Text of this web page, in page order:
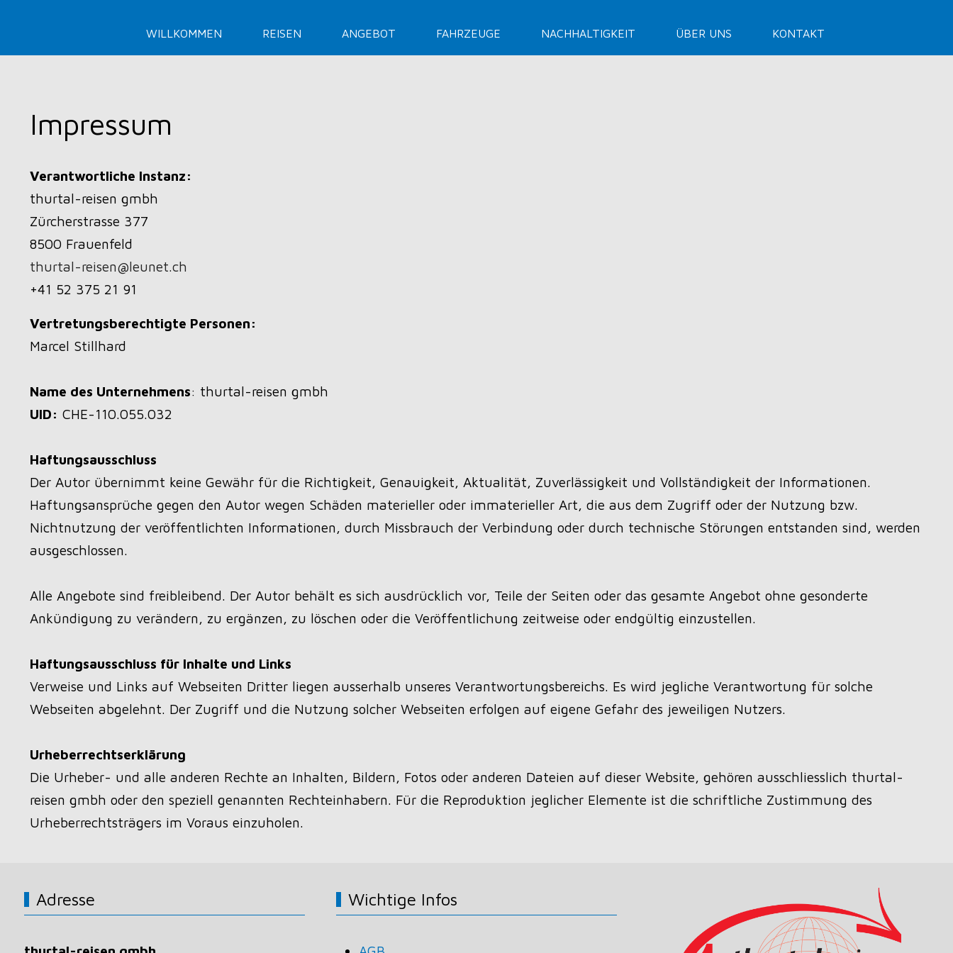
WILLKOMMEN REISEN ANGEBOT FAHRZEUGE NACHHALTIGKEIT ÜBER UNS KONTAKT
Impressum
Verantwortliche Instanz:
thurtal-reisen gmbh
Zürcherstrasse 377
8500 Frauenfeld
thurtal-reisen@leunet.ch
+41 52 375 21 91
Vertretungsberechtigte Personen:
Marcel Stillhard
Name des Unternehmens: thurtal-reisen gmbh
UID: CHE-110.055.032
Haftungsausschluss
Der Autor übernimmt keine Gewähr für die Richtigkeit, Genauigkeit, Aktualität, Zuverlässigkeit und Vollständigkeit der Informationen.
Haftungsansprüche gegen den Autor wegen Schäden materieller oder immaterieller Art, die aus dem Zugriff oder der Nutzung bzw.
Nichtnutzung der veröffentlichten Informationen, durch Missbrauch der Verbindung oder durch technische Störungen entstanden sind, werden
ausgeschlossen.
Alle Angebote sind freibleibend. Der Autor behält es sich ausdrücklich vor, Teile der Seiten oder das gesamte Angebot ohne gesonderte
Ankündigung zu verändern, zu ergänzen, zu löschen oder die Veröffentlichung zeitweise oder endgültig einzustellen.
Haftungsausschluss für Inhalte und Links
Verweise und Links auf Webseiten Dritter liegen ausserhalb unseres Verantwortungsbereichs. Es wird jegliche Verantwortung für solche
Webseiten abgelehnt. Der Zugriff und die Nutzung solcher Webseiten erfolgen auf eigene Gefahr des jeweiligen Nutzers.
Urheberrechtserklärung
Die Urheber- und alle anderen Rechte an Inhalten, Bildern, Fotos oder anderen Dateien auf dieser Website, gehören ausschliesslich thurtal-
reisen gmbh oder den speziell genannten Rechteinhabern. Für die Reproduktion jeglicher Elemente ist die schriftliche Zustimmung des
Urheberrechtsträgers im Voraus einzuholen.
Adresse Wichtige Infos